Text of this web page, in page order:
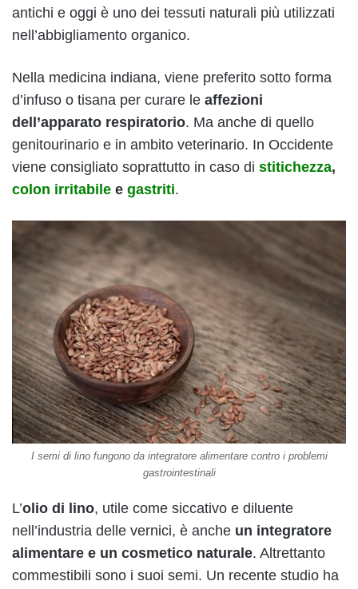
antichi e oggi è uno dei tessuti naturali più utilizzati
nell’abbigliamento organico.
Nella medicina indiana, viene preferito sotto forma
d’infuso o tisana per curare le affezioni
dell’apparato respiratorio. Ma anche di quello
genitourinario e in ambito veterinario. In Occidente
viene consigliato soprattutto in caso di stitichezza,
colon irritabile e gastriti.
I semi di lino fungono da integratore alimentare contro i problemi
gastrointestinali
L’olio di lino, utile come siccativo e diluente
nell’industria delle vernici, è anche un integratore
alimentare e un cosmetico naturale. Altrettanto
commestibili sono i suoi semi. Un recente studio ha